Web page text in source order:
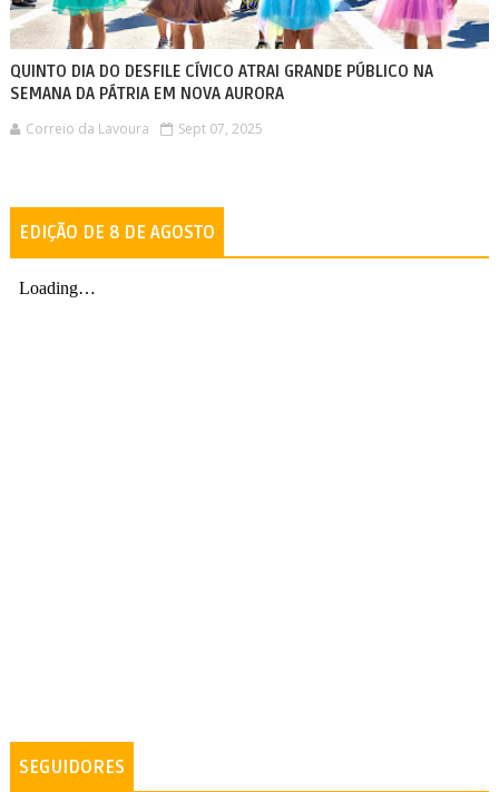
QUINTO DIA DO DESFILE CÍVICO ATRAI GRANDE PÚBLICO NA
SEMANA DA PÁTRIA EM NOVA AURORA
Correio da Lavoura Sept 07, 2025
EDIÇÃO DE 8 DE AGOSTO
SEGUIDORES